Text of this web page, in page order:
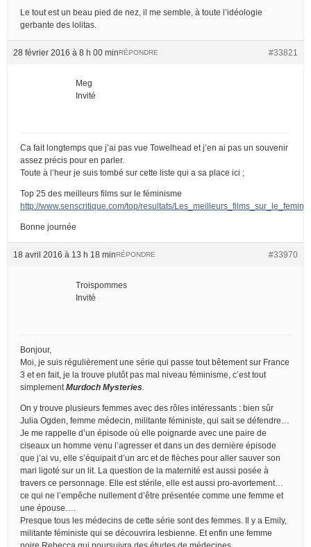
Le tout est un beau pied de nez, il me semble, à toute l’idéologie
gerbante des lolitas.
28 février 2016 à 8 h 00 min #33821
RÉPONDRE
Meg
Invité
Ca fait longtemps que j’ai pas vue Towelhead et j’en ai pas un souvenir
assez précis pour en parler.
Toute à l’heur je suis tombé sur cette liste qui a sa place ici ;
Top 25 des meilleurs films sur le féminisme
http://www.senscritique.com/top/resultats/
Bonne journée
18 avril 2016 à 13 h 18 min #33970
RÉPONDRE
Troispommes
Invité
Bonjour,
Moi, je suis régulièrement une série qui passe tout bêtement sur France
3 et en fait, je la trouve plutôt pas mal niveau féminisme, c’est tout
simplement Murdoch Mysteries
On y trouve plusieurs femmes avec des rôles intéressants : bien sûr
Julia Ogden, femme médecin, militante féministe, qui sait se défendre…
Je me rappelle d’un épisode où elle poignarde avec une paire de
ciseaux un homme venu l’agresser et dans un des dernière épisode
que j’ai vu, elle s’équipait d’un arc et de flèches pour aller sauver son
mari ligoté sur un lit. La question de la maternité est aussi posée à
travers ce personnage. Elle est stérile, elle est aussi pro-avortement…
ce qui ne l’empêche nullement d’être présentée comme une femme et
une épouse….
Presque tous les médecins de cette série sont des femmes. Il y a Emily,
militante féministe qui se découvrira lesbienne. Et enfin une femme